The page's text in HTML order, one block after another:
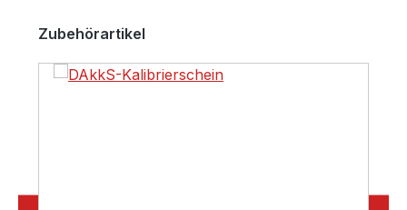
Produktgalerie überspringen
Zubehörartikel